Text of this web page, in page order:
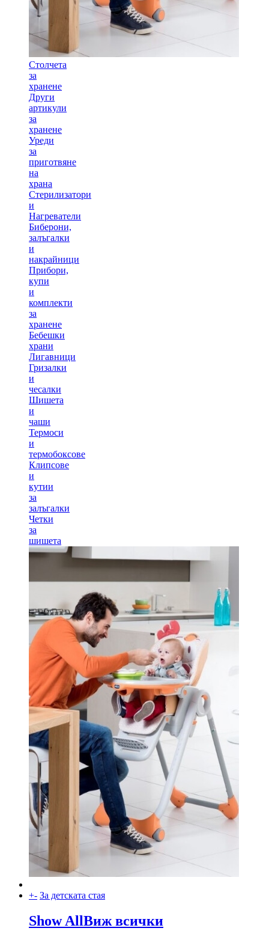
Столчета
за
хранене
Други
артикули
за
хранене
Уреди
за
приготвяне
на
храна
Стерилизатори
и
Нагреватели
Биберони,
залъгалки
и
накрайници
Прибори,
купи
и
комплекти
за
хранене
Бебешки
храни
Лигавници
Гризалки
и
чесалки
Шишета
и
чаши
Термоси
и
термобоксове
Клипсове
и
кутии
за
залъгалки
Четки
за
шишета
+- За детската стая
Show AllВиж всички